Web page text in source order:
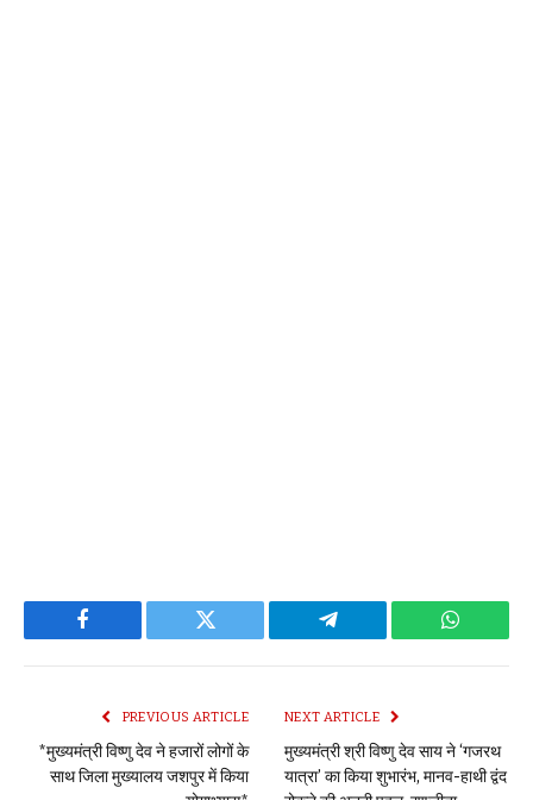
Facebook Twitter Telegram
PREVIOUS ARTICLE
*मुख्यमंत्री विष्णु देव ने हजारों लोगों के
साथ जिला मुख्यालय जशपुर में किया
NEXT ARTICLE
मुख्यमंत्री श्री विष्णु देव साय ने ‘गजरथ
यात्रा’ का किया शुभारंभ, मानव-हाथी द्वंद